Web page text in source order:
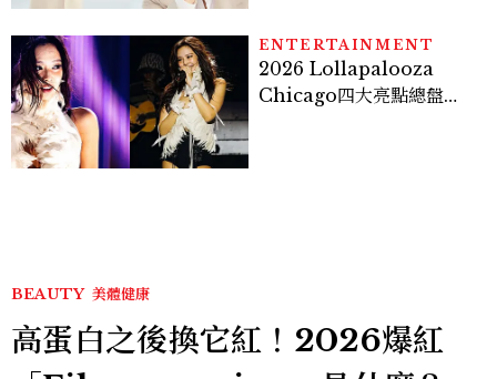
倦感，超神！
ENTERTAINMENT
2026 Lollapalooza
Chicago四大亮點總盤
BEAUTY 美體健康
高蛋白之後換它紅！2026爆紅